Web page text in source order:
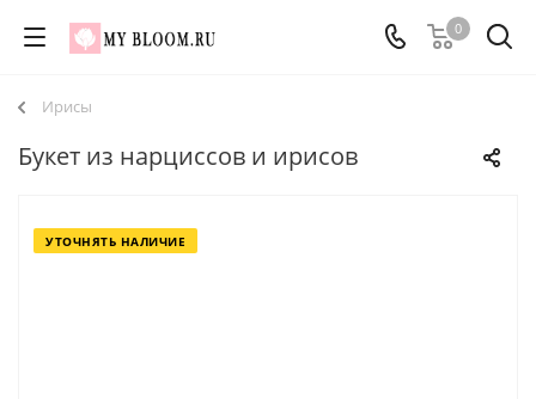
0
Ирисы
Букет из нарциссов и ирисов
УТОЧНЯТЬ НАЛИЧИЕ